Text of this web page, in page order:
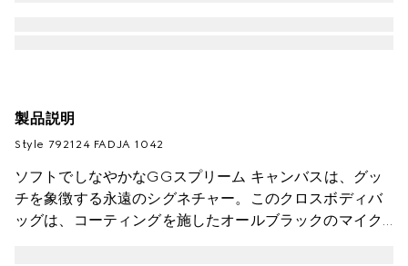
製品説明
Style ‎792124 FADJA 1042
ソフトでしなやかなGGスプリーム キャンバスは、グッ
チを象徴する永遠のシグネチャー。このクロスボディバ
ッグは、コーティングを施したオールブラックのマイク